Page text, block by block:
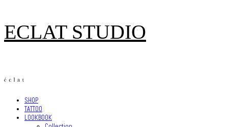
ECLAT STUDIO
SHOP
TATTOO
LOOKBOOK